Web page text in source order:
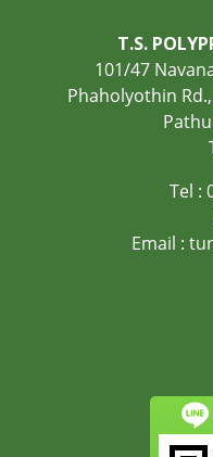
T.S.
101/47
Phaholyothin
Tel :
Email :